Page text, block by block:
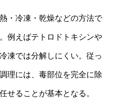
・冷凍・乾燥などの方法で
例えばテトロドトキシンや
凍では分解しにくい。従っ
理には、毒部位を完全に除
せることが基本となる。